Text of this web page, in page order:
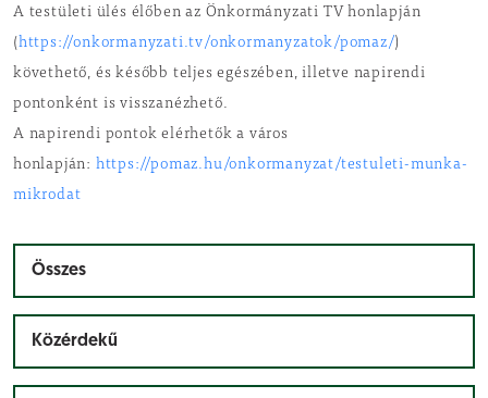
A testületi ülés élőben az Önkormányzati TV honlapján
(https://onkormanyzati.tv/onkormanyzatok/pomaz/)
követhető, és később teljes egészében, illetve napirendi
pontonként is visszanézhető.
A napirendi pontok elérhetők a város
honlapján: https://pomaz.hu/onkormanyzat/testuleti-munka-
mikrodat
Összes
Közérdekű